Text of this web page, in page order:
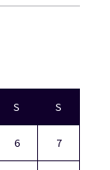
S S
6 7